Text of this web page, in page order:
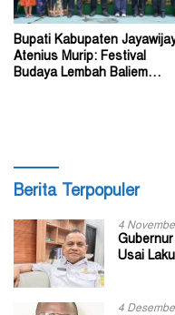
Bupati Kabupaten
Atenius Murip: Festival
Budaya Lembah Baliem
Berita Terpopuler
4
Usai
4